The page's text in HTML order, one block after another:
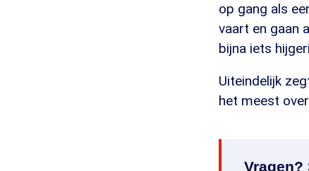
op gang als
vaart en gaan
bijna iets
Uiteindelijk
het meest
Vragen?